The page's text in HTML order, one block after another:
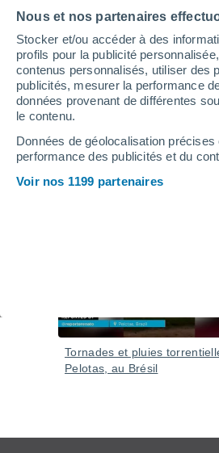
Nous et nos partenaires
Stocker et/ou accéder à des
profils pour la publicité
contenus personnalisés, utiliser des
publicités, mesurer la performance
données provenant de différentes
le contenu.
Données de géolocalisation
performance des publicités et du
Voir nos 1199 partenaires
Glissement
Ce phénomène est
augmentant la pression
sol.
Vidéos
Tornades et pluies
Pelotas, au Brésil